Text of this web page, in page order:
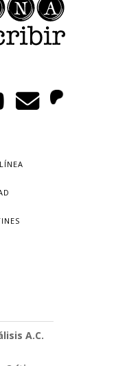
A.C.